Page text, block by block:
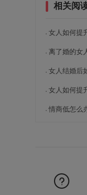
相关阅
女人如何提
离了婚的女
女人结婚后
女人如何提
情商低怎么